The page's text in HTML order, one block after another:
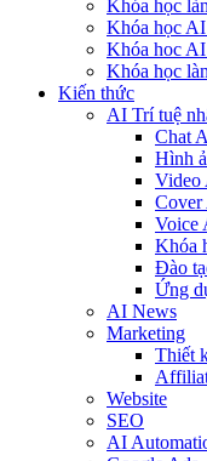
Khóa học
Khóa học
Khóa hoc
Khóa học
Kiến thức
AI Trí tuệ
Chat
Hình
Video
Voice
Khóa
Đào
Ứng
AI News
Marketing
Thiết
Website
SEO
AI